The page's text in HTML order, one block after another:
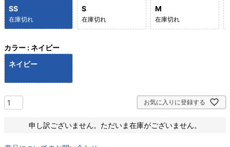
SS
在庫切れ
S
在庫切れ
M
在庫切れ
カラー ネイビー
ネイビー
お気に入りに登録する
申し訳ございません。ただいま在庫がございません。